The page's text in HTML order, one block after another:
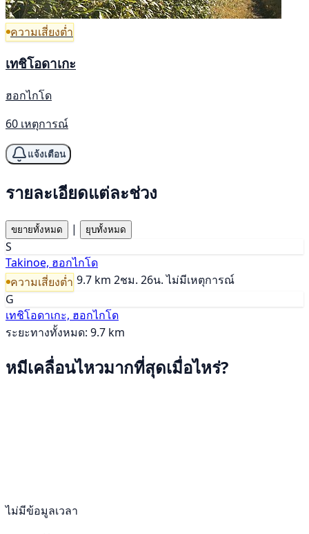
ความเสี่ยงต่ำ
เทชิโอดาเกะ
ฮอกไกโด
60 เหตุการณ์
แจ้งเตือน
รายละเอียดแต่ละช่วง
ขยายทั้งหมด | ยุบทั้งหมด
S
Takinoe, ฮอกไกโด
ความเสี่ยงต่ำ 9.7 km 2ชม. 26น. ไม่มีเหตุการณ์
G
เทชิโอดาเกะ, ฮอกไกโด
ระยะทางทั้งหมด: 9.7 km
หมีเคลื่อนไหวมากที่สุดเมื่อไหร่?
ไม่มีข้อมูลเวลา